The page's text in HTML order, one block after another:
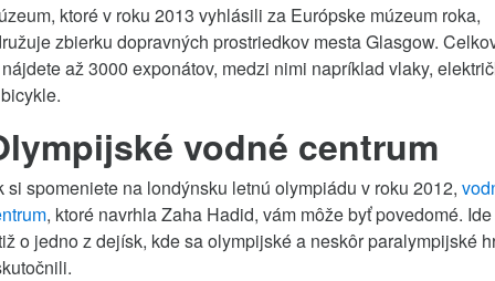
ktoré v roku 2013 vyhlásili za Európske múzeum roka,
zbierku dopravných prostriedkov mesta Glasgow.
až 3000 exponátov, medzi nimi napríklad vlaky,
vodné centrum
si spomeniete na londýnsku letnú olympiádu v roku 2012,
, ktoré navrhla Zaha Hadid, vám môže byť povedomé. Ide
o jedno z dejísk, kde sa olympijské a neskôr paralympijské